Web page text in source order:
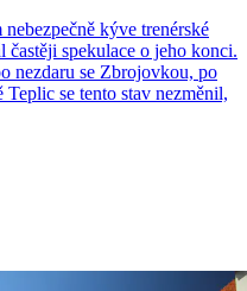
kýve trenérské
spekulace o jeho konci.
nezdaru se Zbrojovkou, po
se tento stav nezměnil,